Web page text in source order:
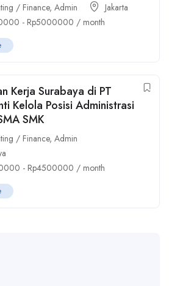
/ Finance, Admin
Jakarta
- Rp5000000 / month
Kerja Surabaya di PT
Kelola Posisi Administrasi
SMK
/ Finance, Admin
- Rp4500000 / month